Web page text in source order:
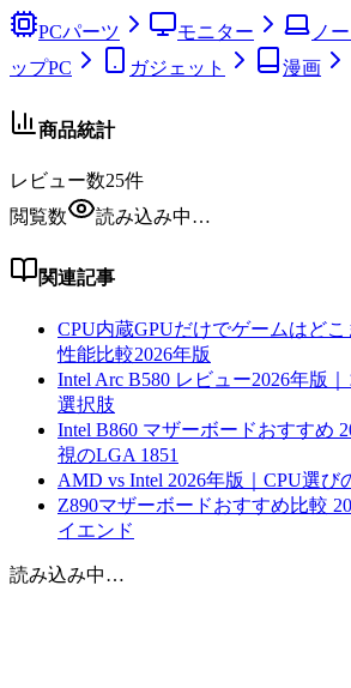
PCパーツ モニター ノ
ップPC
ガジェット 漫画
商品統計
レビュー数25件
閲覧数
読み込み中…
関連記事
CPU内蔵GPUだけでゲームはど
性能比較2026年版
Intel Arc B580 レビュー2026年版
選択肢
Intel B860 マザーボードおすすめ
視のLGA 1851
AMD vs Intel 2026年版｜CPU選び
Z890マザーボードおすすめ比較
イエンド
読み込み中…